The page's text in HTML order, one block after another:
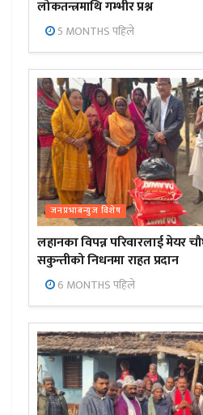
लोकतन्त्रमाथि गम्भीर प्रश्न
5 MONTHS पहिले
जनप्रभाबन्युज विशेष
लहानका विपन्न परिवारलाई मेयर
सकुन्तीको निधनमा राहत प्रदान
6 MONTHS पहिले